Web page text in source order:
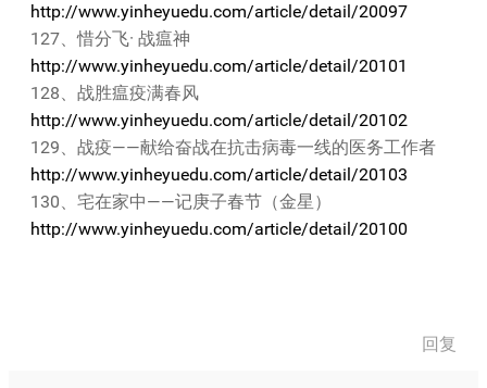
http://www.yinheyuedu.com/article/detail/20097
127、惜分飞· 战瘟神
http://www.yinheyuedu.com/article/detail/20101
128、战胜瘟疫满春风
http://www.yinheyuedu.com/article/detail/20102
129、战疫——献给奋战在抗击病毒一线的医务工作者
http://www.yinheyuedu.com/article/detail/20103
130、宅在家中——记庚子春节（金星）
http://www.yinheyuedu.com/article/detail/20100
回复